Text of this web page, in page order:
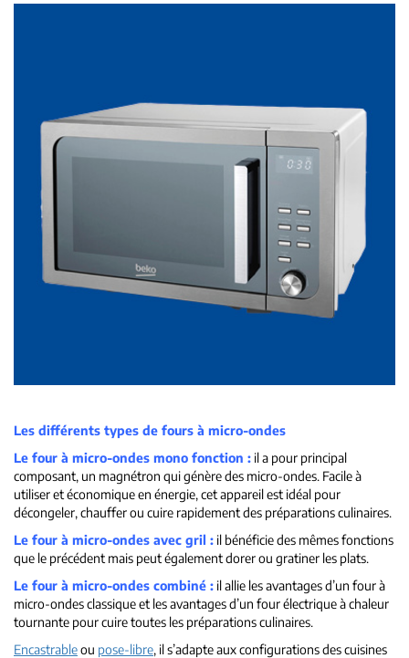
Les différents types de fours à micro-ondes
Le four à micro-ondes mono fonction : il a pour principal
composant, un magnétron qui génère des micro-ondes. Facile à
utiliser et économique en énergie, cet appareil est idéal pour
décongeler, chauffer ou cuire rapidement des préparations culinaires.
Le four à micro-ondes avec gril : il bénéficie des mêmes fonctions
que le précédent mais peut également dorer ou gratiner les plats.
Le four à micro-ondes combiné : il allie les avantages d’un four à
micro-ondes classique et les avantages d’un four électrique à chaleur
tournante pour cuire toutes les préparations culinaires.
Encastrableou pose-libre, il s’adapte aux configurations des cuisines